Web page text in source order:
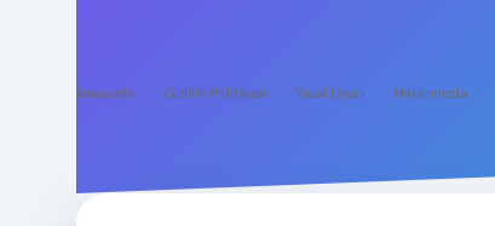
Anasayfa Gizlilik Politikası Yasal Uyarı Hakkımızda